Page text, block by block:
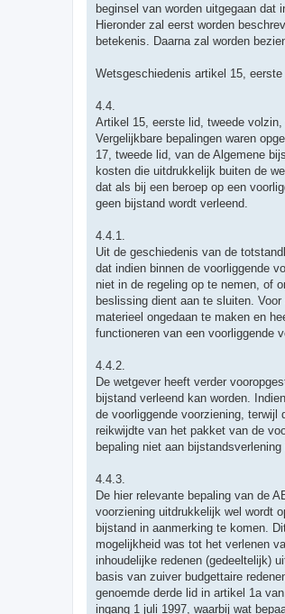
beginsel van worden uitgegaan
Hieronder zal eerst worden
betekenis. Daarna zal worden
Wetsgeschiedenis artikel 15,
4.4.
Artikel 15, eerste lid, tweede
Vergelijkbare bepalingen waren
17, tweede lid, van de Algemene
kosten die uitdrukkelijk buiten de
dat als bij een beroep op een
geen bijstand wordt verleend.
4.4.1.
Uit de geschiedenis van de
dat indien binnen de voorliggende
niet in de regeling op te nemen, of
beslissing dient aan te sluiten.
materieel ongedaan te maken en
functioneren van een voorliggende
4.4.2.
De wetgever heeft verder
bijstand verleend kan worden.
de voorliggende voorziening,
reikwijdte van het pakket van de
bepaling niet aan
4.4.3.
De hier relevante bepaling van de
voorziening uitdrukkelijk wel wordt
bijstand in aanmerking te komen.
mogelijkheid was tot het verlenen
inhoudelijke redenen (gedeeltelijk)
basis van zuiver budgettaire
genoemde derde lid in artikel 1a
ingang 1 juli 1997, waarbij wat